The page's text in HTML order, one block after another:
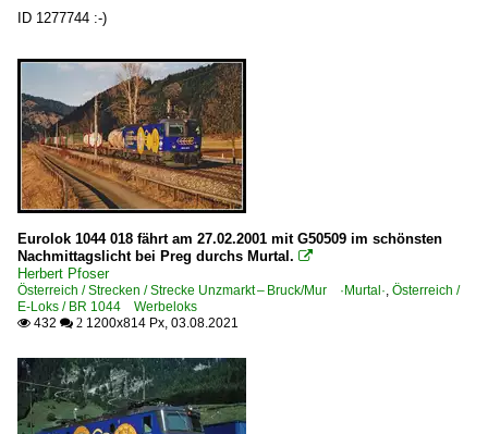
ID 1277744 :-)
Eurolok 1044 018 fährt am 27.02.2001 mit G50509 im schönsten
Nachmittagslicht bei Preg durchs Murtal. 
Herbert Pfoser
Österreich / Strecken / Strecke Unzmarkt – Bruck/Mur ·Murtal·, Österreich /
E-Loks / BR 1044 Werbeloks
 432  2 1200x814 Px, 03.08.2021